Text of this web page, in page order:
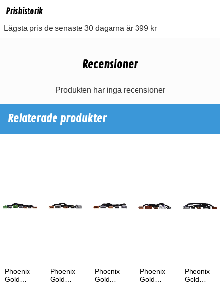
Prishistorik
Lägsta pris de senaste 30 dagarna är 399 kr
Recensioner
Produkten har inga recensioner
Relaterade produkter
Phoenix
Gold
Phoenix
Gold
Phoenix
Gold
Phoenix
Gold
Pheonix
Gold